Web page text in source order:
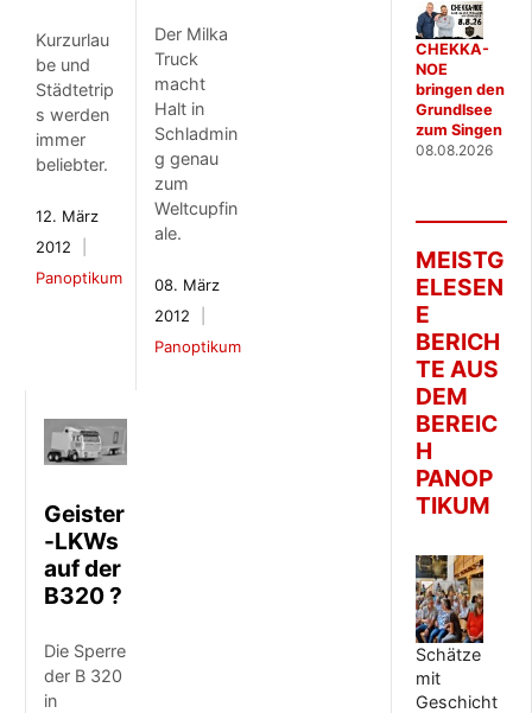
Kurzurlau
be und
Städtetrip
s werden
immer
beliebter.
12. März
2012
Panoptikum
Der Milka
Truck
macht
Halt in
Schladmin
g genau
zum
Weltcupfin
ale.
08. März
2012
Panoptikum
Geister
-LKWs
auf der
B320 ?
Die Sperre
der B 320
in
CHEKKA-
NOE
bringen den
Grundlsee
zum Singen
08.08.2026
MEISTG
ELESEN
E
BERICH
TE AUS
DEM
BEREIC
H
PANOP
TIKUM
Schätze
mit
Geschicht